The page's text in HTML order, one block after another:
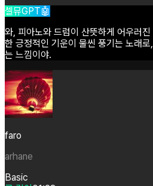
셀뮤GPT🤖
와, 피아노와 드럼이 산뜻하게 어우러진
한 긍정적인 기운이 물씬 풍기는 노래로,
는 느낌이야.
faro
arhane
Basic